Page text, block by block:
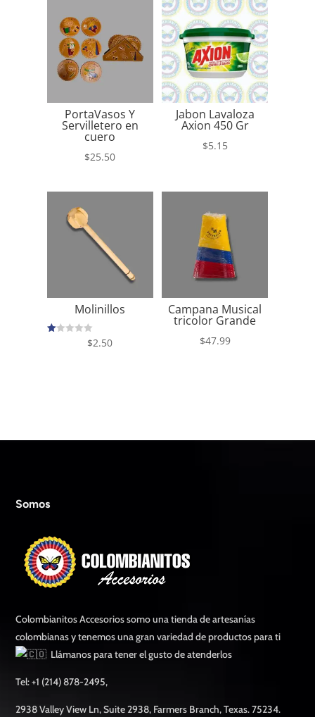
PortaVasos Y
Servilletero en
cuero
$25.50
Jabon Lavaloza
Axion 450 Gr
$5.15
Molinillos
$2.50
Campana Musical
tricolor Grande
$47.99
Somos
Colombianitos Accesorios somo una tienda de artesanías
colombianas y tenemos una gran variedad de productos para ti
Llámanos para tener el gusto de atenderlos
Tel: +1 (214) 878-2495,
2938 Valley View Ln, Suite 2938, Farmers Branch, Texas. 75234.